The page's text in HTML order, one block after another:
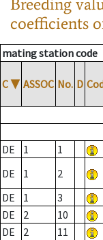
coefficients
mating station code
C ▼ ASSOC No. D
DE 1 1
DE
1 2
DE
1 3
DE
2 10
DE
2 11